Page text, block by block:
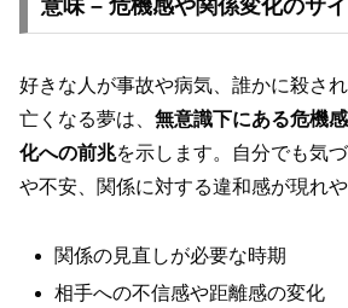
意味 – 危機感や関係変化のサ
好きな人が事故や病気、誰かに殺さ
亡くなる夢は、 無意識下にある危機
化への前兆を示します。自分でも気
や不安、関係に対する違和感が現れ
関係の見直しが必要な時期
相手への不信感や距離感の変化